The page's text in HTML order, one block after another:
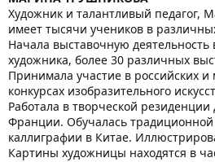
Художник и талантливый педагог,
имеет тысячи учеников в
Начала выставочную деятельность
художника, более 30 различных
Принимала участие в российских
конкурсах изобразительного
Работала в творческой
Франции. Обучалась
каллиграфии в Китае.
Картины художницы находятся в